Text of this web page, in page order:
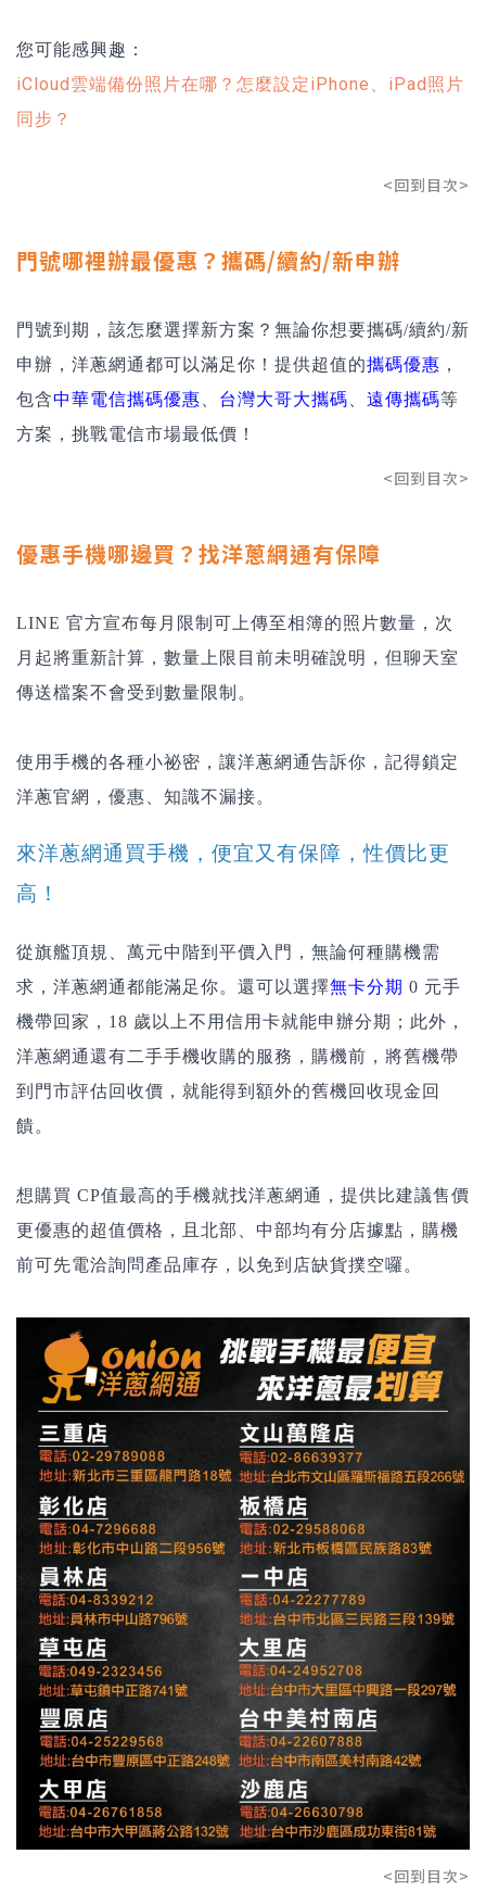
您可能感興趣：
iCloud雲端備份照片在哪？怎麼設定iPhone、iPad照片
同步？
<回到目次>
門號哪裡辦最優惠？攜碼/續約/新申辦
門號到期，該怎麼選擇新方案？無論你想要攜碼/續約/新
申辦，洋蔥網通都可以滿足你！提供超值的攜碼優惠 ，
包含中華電信攜碼優惠 台灣大哥大攜碼 遠傳攜碼等
方案，挑戰電信市場最低價！
<回到目次>
優惠手機哪邊買？找洋蔥網通有保障
LINE 官方宣布每月限制可上傳至相簿的照片數量，次
月起將重新計算，數量上限目前未明確說明，但聊天室
傳送檔案不會受到數量限制。
使用手機的各種小祕密，讓洋蔥網通告訴你，記得鎖定
洋蔥官網，優惠、知識不漏接。
來洋蔥網通買手機，便宜又有保障，性價比更
高！
從旗艦頂規、萬元中階到平價入門，無論何種購機需
求，洋蔥網通都能滿足你。還可以選擇無卡分期 0 元手
機帶回家，18 歲以上不用信用卡就能申辦分期；此外，
洋蔥網通還有二手手機收購的服務，購機前，將舊機帶
到門市評估回收價，就能得到額外的舊機回收現金回
饋。
想購買 CP值最高的手機就找洋蔥網通，提供比建議售價
更優惠的超值價格，且北部、中部均有分店據點，購機
前可先電洽詢問產品庫存，以免到店缺貨撲空囉。
<回到目次>